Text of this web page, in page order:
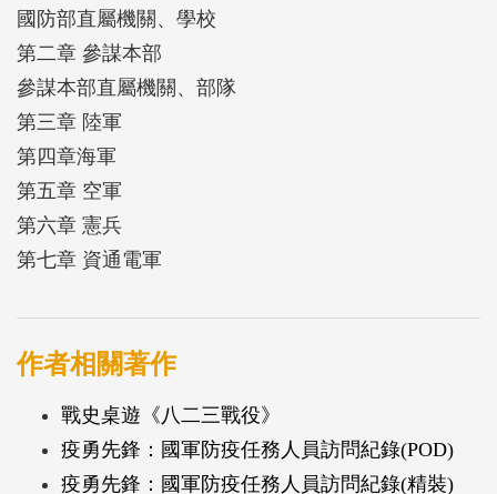
國防部直屬機關、學校
第二章 參謀本部
參謀本部直屬機關、部隊
第三章 陸軍
第四章海軍
第五章 空軍
第六章 憲兵
第七章 資通電軍
作者相關著作
戰史桌遊《八二三戰役》
疫勇先鋒：國軍防疫任務人員訪問紀錄(POD)
疫勇先鋒：國軍防疫任務人員訪問紀錄(精裝)